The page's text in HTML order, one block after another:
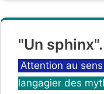
"Un sphinx".
Catégories
Attention au
langagier des